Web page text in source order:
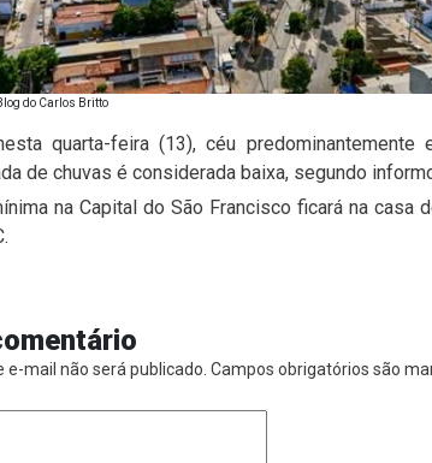
do Carlos Britto
quarta-feira (13), céu predominantemente
de chuvas é considerada baixa, segundo
na Capital do São Francisco ficará na casa
e-mail não será publicado. Campos obrigatórios são